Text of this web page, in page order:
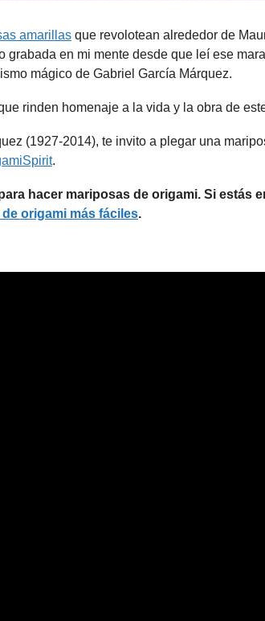
amarillas que revolotean alrededor de
grabada en mi mente desde que leí ese
mágico de Gabriel García Márquez.
rinden homenaje a la vida y la obra de
(1927-2014), te invito a plegar una
.
hacer mariposas de origami. Si estás
origami más fáciles.